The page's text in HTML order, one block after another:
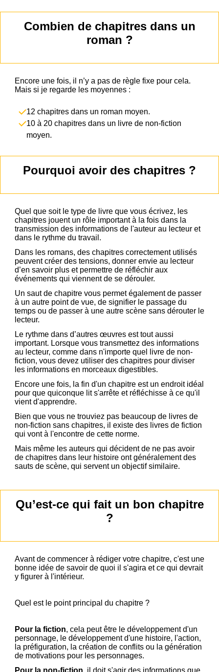
Combien de chapitres dans un
roman ?
Encore une fois, il n’y a pas de règle fixe pour cela.
Mais si je regarde les moyennes :
12 chapitres dans un roman moyen.
10 à 20 chapitres dans un livre de non-fiction
moyen.
Pourquoi avoir des chapitres ?
Quel que soit le type de livre que vous écrivez, les
chapitres jouent un rôle important à la fois dans la
transmission des informations de l'auteur au lecteur et
dans le rythme du travail.
Dans les romans, des chapitres correctement utilisés
peuvent créer des tensions, donner envie au lecteur
d’en savoir plus et permettre de réfléchir aux
événements qui viennent de se dérouler.
Un saut de chapitre vous permet également de passer
à un autre point de vue, de signifier le passage du
temps ou de passer à une autre scène sans dérouter le
lecteur.
Le rythme dans d’autres œuvres est tout aussi
important. Lorsque vous transmettez des informations
au lecteur, comme dans n'importe quel livre de non-
fiction, vous devez utiliser des chapitres pour diviser
les informations en morceaux digestibles.
Encore une fois, la fin d'un chapitre est un endroit idéal
pour que quiconque lit s'arrête et réfléchisse à ce qu'il
vient d'apprendre.
Bien que vous ne trouviez pas beaucoup de livres de
non-fiction sans chapitres, il existe des livres de fiction
qui vont à l'encontre de cette norme.
Mais même les auteurs qui décident de ne pas avoir
de chapitres dans leur histoire ont généralement des
sauts de scène, qui servent un objectif similaire.
Qu’est-ce qui fait un bon chapitre
?
Avant de commencer à rédiger votre chapitre, c'est une
bonne idée de savoir de quoi il s'agira et ce qui devrait
y figurer à l'intérieur.
Quel est le point principal du chapitre ?
Pour la fiction, cela peut être le développement d'un
personnage, le développement d'une histoire, l'action,
la préfiguration, la création de conflits ou la génération
de motivations pour les personnages.